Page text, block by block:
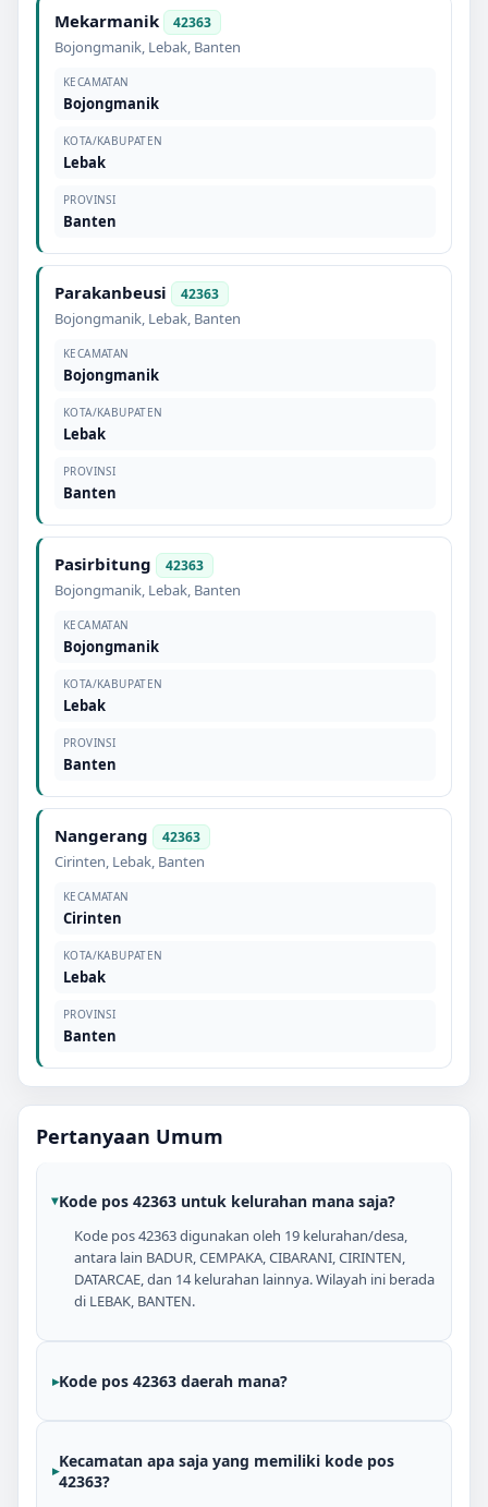
Mekarmanik 42363
Bojongmanik, Lebak, Banten
KECAMATAN
Bojongmanik
KOTA/KABUPATEN
Lebak
PROVINSI
Banten
Parakanbeusi 42363
Bojongmanik, Lebak, Banten
KECAMATAN
Bojongmanik
KOTA/KABUPATEN
Lebak
PROVINSI
Banten
Pasirbitung 42363
Bojongmanik, Lebak, Banten
KECAMATAN
Bojongmanik
KOTA/KABUPATEN
Lebak
PROVINSI
Banten
Nangerang 42363
Cirinten, Lebak, Banten
KECAMATAN
Cirinten
KOTA/KABUPATEN
Lebak
PROVINSI
Banten
Pertanyaan Umum
Kode pos 42363 untuk kelurahan mana saja?
Kode pos 42363 digunakan oleh 19 kelurahan/desa,
antara lain BADUR, CEMPAKA, CIBARANI, CIRINTEN,
DATARCAE, dan 14 kelurahan lainnya. Wilayah ini berada
di LEBAK, BANTEN.
Kode pos 42363 daerah mana?
Kecamatan apa saja yang memiliki kode pos
42363?